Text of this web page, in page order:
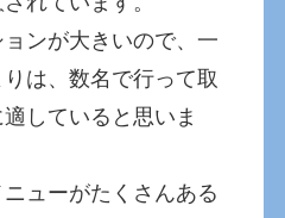
ンが大きいので、一
は、数名で行って取
していると思いま
ューがたくさんある